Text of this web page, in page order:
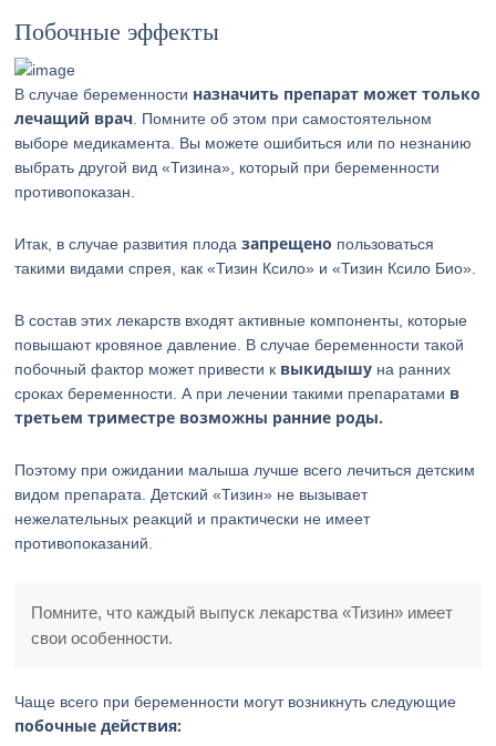
Побочные эффекты
В случае беременности назначить препарат может только
лечащий врач . Помните об этом при самостоятельном
выборе медикамента. Вы можете ошибиться или по незнанию
выбрать другой вид «Тизина», который при беременности
противопоказан.
Итак, в случае развития плодазапрещено пользоваться
такими видами спрея, как «Тизин Ксило» и «Тизин Ксило Био».
В состав этих лекарств входят активные компоненты, которые
повышают кровяное давление. В случае беременности такой
побочный фактор может привести к выкидышу на ранних
сроках беременности. А при лечении такими препаратами в
третьем триместре возможны ранние роды.
Поэтому при ожидании малыша лучше всего лечиться детским
видом препарата. Детский «Тизин» не вызывает
нежелательных реакций и практически не имеет
противопоказаний.
Помните, что каждый выпуск лекарства «Тизин» имеет
свои особенности.
Чаще всего при беременности могут возникнуть следующие
побочные действия: